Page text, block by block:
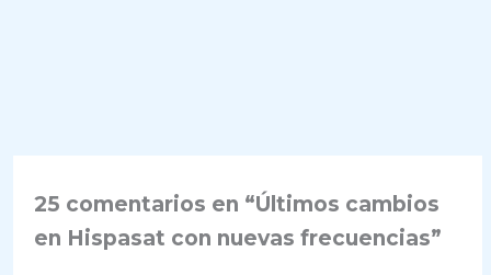
25 comentarios en “Últimos cambios
en Hispasat con nuevas frecuencias”